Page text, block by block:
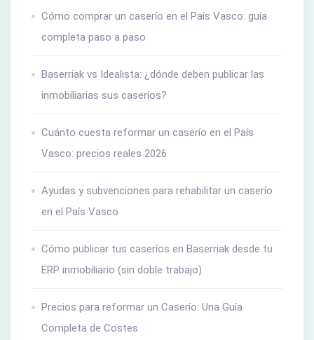
Cómo comprar un caserío en el País Vasco: guía
completa paso a paso
Baserriak vs Idealista: ¿dónde deben publicar las
inmobiliarias sus caseríos?
Cuánto cuesta reformar un caserío en el País
Vasco: precios reales 2026
Ayudas y subvenciones para rehabilitar un caserío
en el País Vasco
Cómo publicar tus caseríos en Baserriak desde tu
ERP inmobiliario (sin doble trabajo)
Precios para reformar un Caserío: Una Guía
Completa de Costes